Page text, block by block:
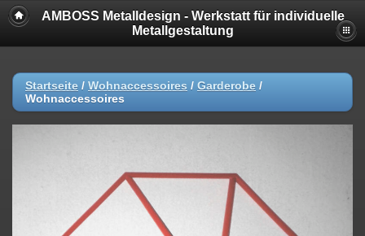
AMBOSS Metalldesign - Werkstatt für individuelle
Metallgestaltung
Startseite / Wohnaccessoires / Garderobe /
Wohnaccessoires